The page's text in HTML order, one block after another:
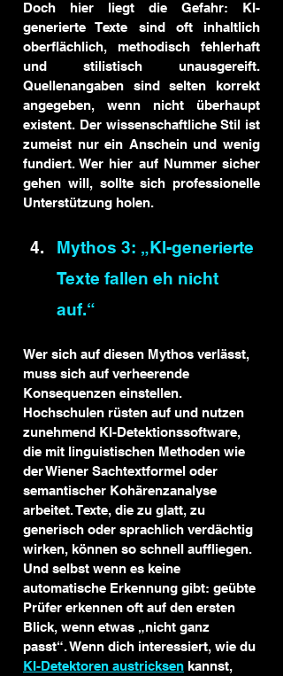
Doch hier liegt die Gefahr: KI-
generierte Texte sind oft inhaltlich
oberflächlich, methodisch fehlerhaft
und stilistisch unausgereift.
Quellenangaben sind selten korrekt
angegeben, wenn nicht überhaupt
existent. Der wissenschaftliche Stil ist
zumeist nur ein Anschein und wenig
fundiert. Wer hier auf Nummer sicher
gehen will, sollte sich professionelle
Unterstützung holen.
Mythos 3: „KI-generierte
Texte fallen eh nicht
auf.“
Wer sich auf diesen Mythos verlässt,
muss sich auf verheerende
Konsequenzen einstellen.
Hochschulen rüsten auf und nutzen
zunehmend KI-Detektionssoftware,
die mit linguistischen Methoden wie
der Wiener Sachtextformel oder
semantischer Kohärenzanalyse
arbeitet. Texte, die zu glatt, zu
generisch oder sprachlich verdächtig
wirken, können so schnell auffliegen.
Und selbst wenn es keine
automatische Erkennung gibt: geübte
Prüfer erkennen oft auf den ersten
Blick, wenn etwas „nicht ganz
passt“. Wenn dich interessiert, wie du
KI-Detektoren austricksen kannst,